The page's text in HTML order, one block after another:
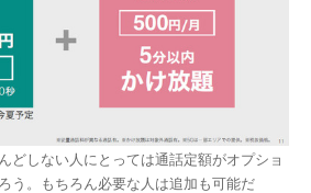
どしない人にとっては通話定額がオプショ
う。もちろん必要な人は追加も可能だ